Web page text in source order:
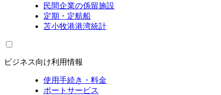
民間企業の係留施設
定期・定航船
苫小牧港港湾統計
ビジネス向け利用情報
使用手続き・料金
ポートサービス